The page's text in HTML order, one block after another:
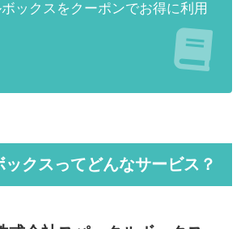
ックスをクーポンでお得に利用
ックスってどんなサービス？